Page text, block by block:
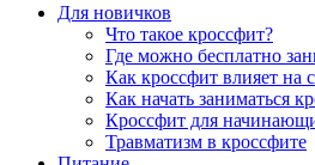
Для новичков
Что такое кроссфит?
Где можно бесплатно
Как кроссфит влияет на
Как начать заниматься
Кроссфит для
Травматизм в кроссфите